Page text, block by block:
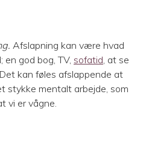
Afslapning kan være hvad
en god bog, TV, sofatid, at se
kan føles afslappende at
stykke mentalt arbejde, som
vi er vågne.